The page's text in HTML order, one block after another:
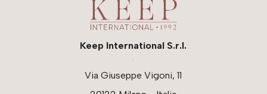
Keep International S.r.l.
Via Giuseppe Vigoni, 11